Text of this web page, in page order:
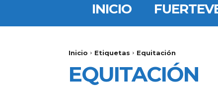
INICIO
Inicio Etiquetas Equitación
EQUITACIÓN